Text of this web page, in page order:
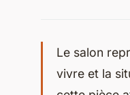
Le salon
vivre et la